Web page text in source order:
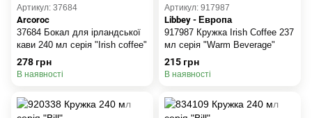
Артикул: 37684
Arcoroc
37684 Бокал для ірландської
кави 240 мл серія "Irish coffee"
278 грн
В наявності
Артикул: 917987
Libbey - Европа
917987 Кружка Irish Coffee 237
мл серія "Warm Beverage"
215 грн
В наявності